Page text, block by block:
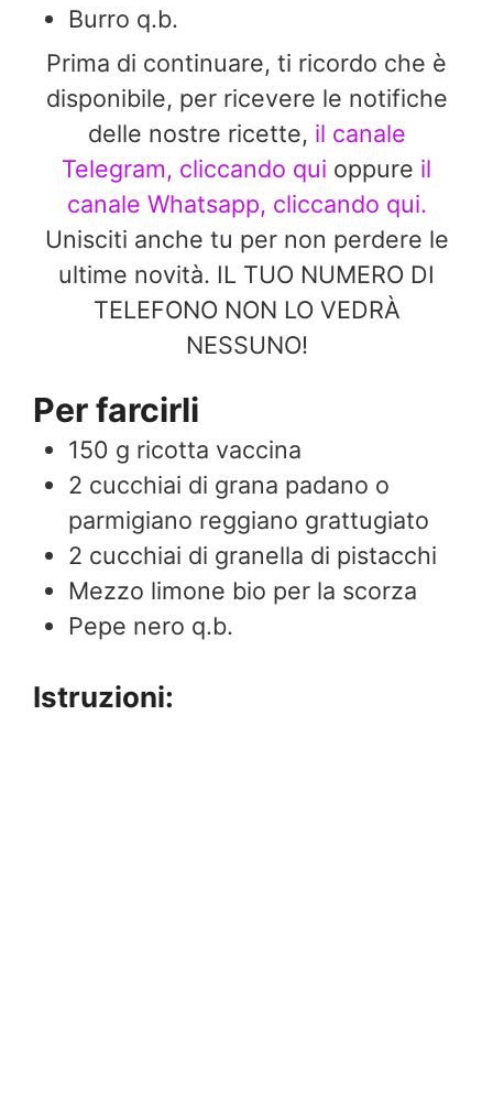
Burro q.b.
Prima di continuare, ti ricordo che è
disponibile, per ricevere le notifiche
delle nostre ricette, il canale
Telegram, cliccando qui oppure il
canale Whatsapp, cliccando qui.
Unisciti anche tu per non perdere le
ultime novità. IL TUO NUMERO DI
TELEFONO NON LO VEDRÀ
NESSUNO!
Per farcirli
150 g ricotta vaccina
2 cucchiai di grana padano o
parmigiano reggiano grattugiato
2 cucchiai di granella di pistacchi
Mezzo limone bio per la scorza
Pepe nero q.b.
Istruzioni: